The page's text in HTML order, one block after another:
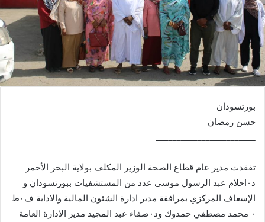
بورتسودان
حسن رمضان
تفقدت مدير عام قطاع الصحة الوزير المكلف بولاية البحر الأحمر
د٠احلام عبد الرسول موسى عدد من المستشفيات ببورتسودان و
الإسعاف المركزي بمرافقة مدير ادارة الشئون المالية والاداية ف٠ط
٠ محمد مصطفي حمدوك ود٠صفاء عبد المجيد مدير الإدارة العامة